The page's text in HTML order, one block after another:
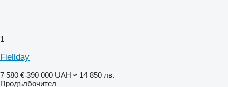
1
Fiellday
7 580 € 390 000 UAH ≈ 14 850 лв.
Продълбочител